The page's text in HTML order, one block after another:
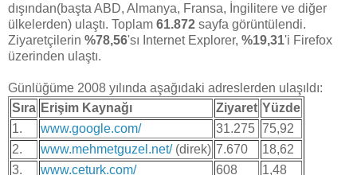
dışından(başta ABD, Almanya, Fransa, İngilitere ve diğer
ülkelerden) ulaştı. Toplam 61.872 sayfa görüntülendi.
Ziyaretçilerin %78,56'sı Internet Explorer, %19,31'i Firefox
üzerinden ulaştı.
Günlüğüme 2008 yılında aşağıdaki adreslerden ulaşıldı:
Sıra Erişim Kaynağı Ziyaret Yüzde
1.
www.google.com/ 31.275 75,92
2.
www.mehmetguzel.net/(direk) 7.670
18,62
3.
www.ceturk.com/ 608
1,48